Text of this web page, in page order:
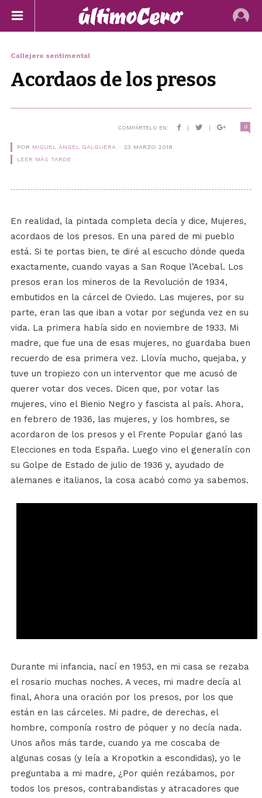
Callejero sentimental
Acordaos de los presos
COMPÁRTELO EN: | | 0
POR MIGUEL ÁNGEL GALGUERA
23 MARZO 2018
LEER MÁS TARDE
En realidad, la pintada completa decía y dice, Mujeres,
acordaos de los presos. En una pared de mi pueblo
está. Si te portas bien, te diré al escucho dónde queda
exactamente, cuando vayas a San Roque l’Acebal. Los
presos eran los mineros de la Revolución de 1934,
embutidos en la cárcel de Oviedo. Las mujeres, por su
parte, eran las que iban a votar por segunda vez en su
vida. La primera había sido en noviembre de 1933. Mi
madre, que fue una de esas mujeres, no guardaba buen
recuerdo de esa primera vez. Llovía mucho, quejaba, y
tuve un tropiezo con un interventor que me acusó de
querer votar dos veces. Dicen que, por votar las
mujeres, vino el Bienio Negro y fascista al país. Ahora,
en febrero de 1936, las mujeres, y los hombres, se
acordaron de los presos y el Frente Popular ganó las
Elecciones en toda España. Luego vino el generalín con
su Golpe de Estado de julio de 1936 y, ayudado de
alemanes e italianos, la cosa acabó como ya sabemos.
Durante mi infancia, nací en 1953, en mi casa se rezaba
el rosario muchas noches. A veces, mi madre decía al
final, Ahora una oración por los presos, por los que
están en las cárceles. Mi padre, de derechas, el
hombre, componía rostro de póquer y no decía nada.
Unos años más tarde, cuando ya me coscaba de
algunas cosas (y leía a Kropotkin a escondidas), yo le
preguntaba a mi madre, ¿Por quién rezábamos, por
todos los presos, contrabandistas y atracadores que